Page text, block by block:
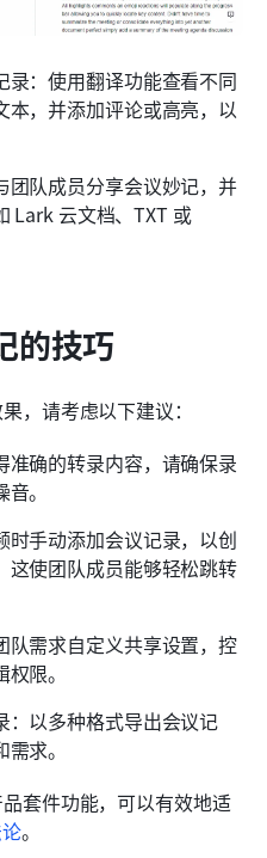
：使用翻译功能查看不同
，并添加评论或高亮，以
团队成员分享会议妙记，并
Lark 云文档、TXT 或
的技巧
，请考虑以下建议：
确的转录内容，请确保录
。
手动添加会议记录，以创
这使团队成员能够轻松跳转
队需求自定义共享设置，控
限。
：以多种格式导出会议记
求。
套件功能，可以有效地适
。